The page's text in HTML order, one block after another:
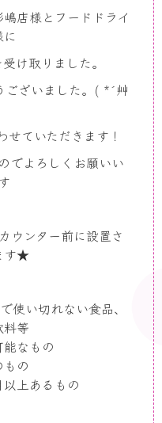
店様とフードドライ
け取りました。
ございました。( *´艸
ていただきます！
でよろしくお願いい
ウンター前に設置さ
す★
使い切れない食品、
等
能なもの
もの
以上あるもの